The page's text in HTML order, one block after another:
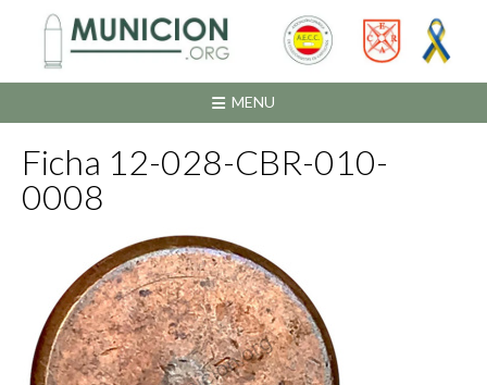
contenido
MENU
Ficha 12-028-CBR-010-
0008